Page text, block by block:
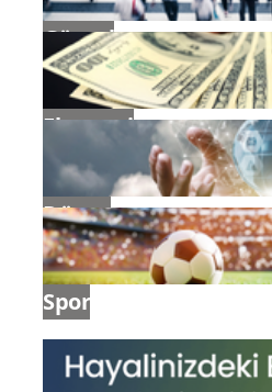
Güncel
Ekonomi
Dünya
Spor